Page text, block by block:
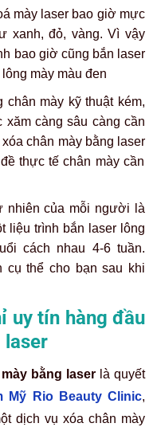
mày laser bao giờ mực
xanh, đỏ, vàng. Vì vậy
bao giờ cũng bắn laser
mày màu đen
chân mày kỹ thuật kém,
càng sâu càng cần
xóa chân mày bằng laser
thực tế chân mày cần
nhiên của mỗi người là
liệu trình bắn laser lông
cách nhau 4-6 tuần.
cụ thể cho bạn sau khi
uy tín hàng đầu
laser
bằng laserlà quyết
Mỹ Rio Beauty Clinic,
dịch vụ xóa chân mày